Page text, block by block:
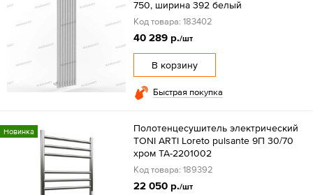
750, ширина 392 белый
Код товара: 183402
40 289 р./шт
В корзину
Быстрая покупка
Новинка
Полотенцесушитель электрический
TONI ARTI Loreto pulsante 9П 30/70
хром TA-2201002
Код товара: 189392
22 050 р./шт